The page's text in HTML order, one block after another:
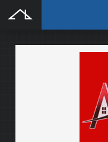
SOUMISSION GRATUITE